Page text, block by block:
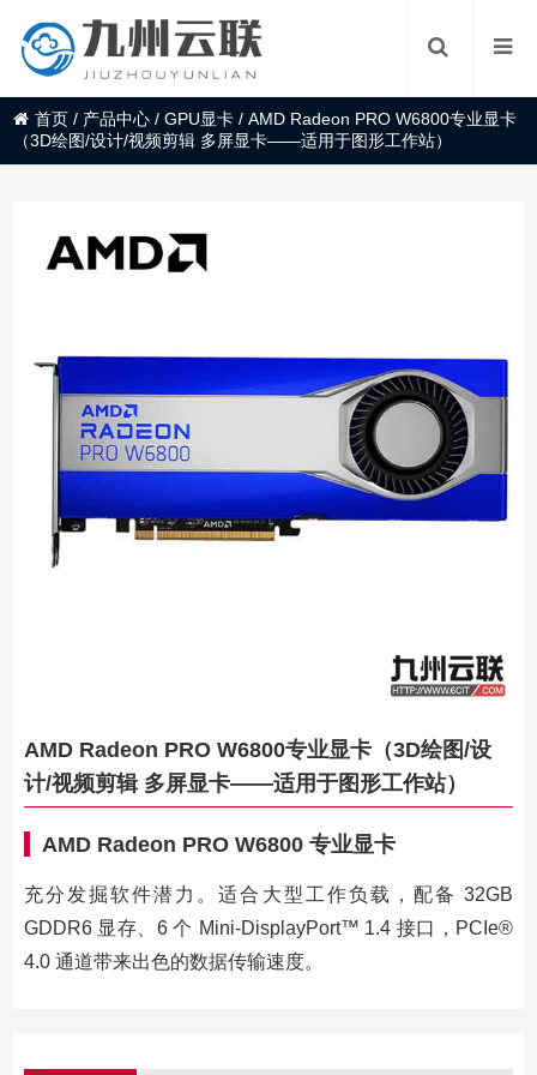
首页 / 产品中心 /GPU显卡 /AMD Radeon PRO W6800专业显卡
（3D绘图/设计/视频剪辑 多屏显卡——适用于图形工作站）
AMD Radeon PRO W6800专业显卡（3D绘图/设
计/视频剪辑 多屏显卡——适用于图形工作站）
AMD Radeon PRO W6800 专业显卡
充分发掘软件潜力。适合大型工作负载，配备 32GB
GDDR6 显存、6 个 Mini-DisplayPort™ 1.4 接口，PCIe®
4.0 通道带来出色的数据传输速度。